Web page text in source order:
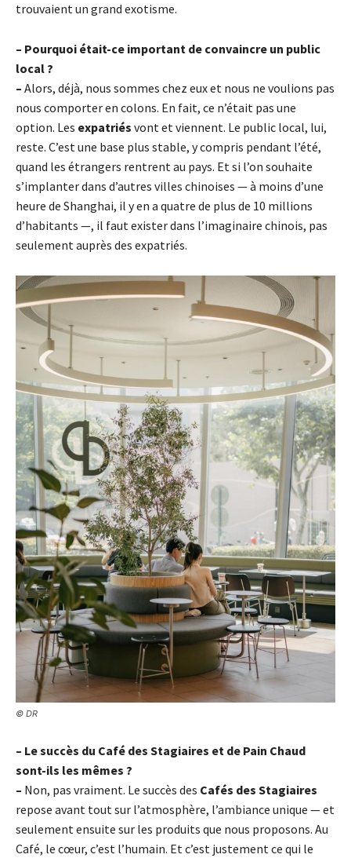
trouvaient un grand exotisme.
– Pourquoi était-ce important de convaincre un public
local ?
– Alors, déjà, nous sommes chez eux et nous ne voulions pas
nous comporter en colons. En fait, ce n’était pas une
option. Les expatriés vont et viennent. Le public local, lui,
reste. C’est une base plus stable, y compris pendant l’été,
quand les étrangers rentrent au pays. Et si l’on souhaite
s’implanter dans d’autres villes chinoises — à moins d’une
heure de Shanghai, il y en a quatre de plus de 10 millions
d’habitants —, il faut exister dans l’imaginaire chinois, pas
seulement auprès des expatriés.
© DR
– Le succès du Café des Stagiaires et de Pain Chaud
sont-ils les mêmes ?
– Non, pas vraiment. Le succès des Cafés des Stagiaires
repose avant tout sur l’atmosphère, l’ambiance unique — et
seulement ensuite sur les produits que nous proposons. Au
Café, le cœur, c’est l’humain. Et c’est justement ce qui le